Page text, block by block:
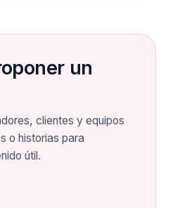
un
clientes y equipos
o historias para
útil.